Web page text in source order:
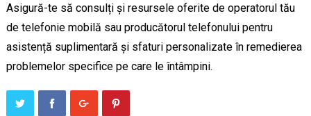
Asigură-te să consulți și resursele oferite de operatorul tău
de telefonie mobilă sau producătorul telefonului pentru
asistență suplimentară și sfaturi personalizate în remedierea
problemelor specifice pe care le întâmpini.